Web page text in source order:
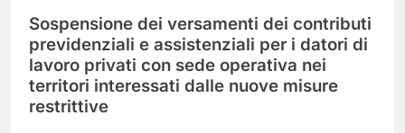
Sospensione dei versamenti dei contributi
previdenziali e assistenziali per i datori di
lavoro privati con sede operativa nei
territori interessati dalle nuove misure
restrittive